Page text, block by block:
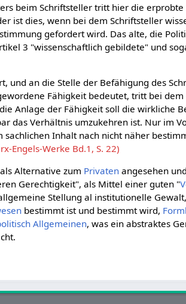
beim Schriftsteller tritt hier die erprobte
ist dies, wenn bei dem Schriftsteller
gefordert wird. Das alte, die
3 "wissenschaftlich gebildete" und
und an die Stelle der Befähigung des
Fähigkeit bedeutet, tritt bei
Anlage der Fähigkeit soll die wirkliche
das Verhältnis umzukehren ist. Nur im
sachlichen Inhalt nach nicht näher
Engels-Werke Bd.1, S. 22)
Alternative zum Privaten angesehen
Gerechtigkeit", als Mittel einer guten "
Stellung al institutionelle
bestimmt ist und bestimmt wird,
Allgemeinen, was ein abstraktes